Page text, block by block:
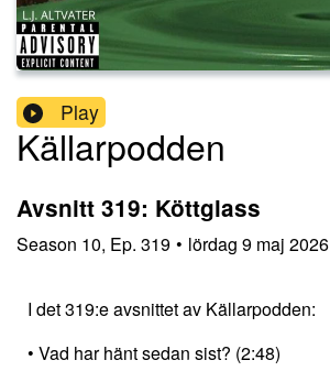
Play
Källarpodden
Avsnitt 319: Köttglass
Season 10, Ep. 319 • lördag 9 maj 2026
I det 319:e avsnittet av Källarpodden:
• Vad har hänt sedan sist? (2:48)